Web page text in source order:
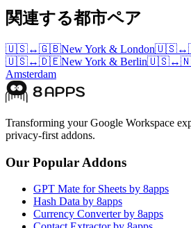
関連する都市ペア
🇺🇸↔🇬🇧New York & London🇺🇸↔
🇺🇸↔🇩🇪New York & Berlin🇺🇸↔
Amsterdam
Transforming your Google Workspace
privacy-first addons.
Our Popular Addons
GPT Mate for Sheets by 8apps
Hash Data by 8apps
Currency Converter by 8apps